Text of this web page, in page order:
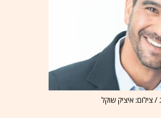
צילום: איציק שוקל